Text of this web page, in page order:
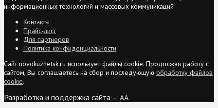
информационных технологий и массовых коммуникаций
Контакты
Прайс-лист
Для партнеров
Политика конфиденциальности
Сайт novokuznetsk.ru использует файлы cookie. Продолжая работу с
сайтом, Вы соглашаетесь на сбор и последующую обработку файлов
cookie.
Разработка и поддержка сайта — AA